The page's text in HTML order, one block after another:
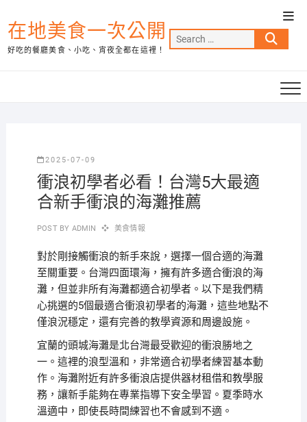
to
content
在地美食一次公開
好吃的餐廳美食、小吃、宵夜全都在這裡！
Search
…
2025-07-09
衝浪初學者必看！台灣5大最適
合新手衝浪的海灘推薦
POST BY ADMIN 美食情報
對於剛接觸衝浪的新手來說，選擇一個合適的海灘
至關重要。台灣四面環海，擁有許多適合衝浪的海
灘，但並非所有海灘都適合初學者。以下是我們精
心挑選的5個最適合衝浪初學者的海灘，這些地點不
僅浪況穩定，還有完善的教學資源和周邊設施。
宜蘭的頭城海灘是北台灣最受歡迎的衝浪勝地之
一。這裡的浪型溫和，非常適合初學者練習基本動
作。海灘附近有許多衝浪店提供器材租借和教學服
務，讓新手能夠在專業指導下安全學習。夏季時水
溫適中，即使長時間練習也不會感到不適。